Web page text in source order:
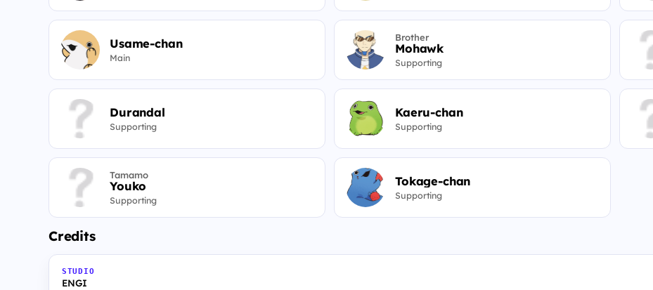
Usame-chan
Main
Brother
Mohawk
Supporting
Durandal
Supporting
Kaeru-chan
Supporting
Tamamo
Youko
Supporting
Tokage-chan
Supporting
Credits
STUDIO
ENGI